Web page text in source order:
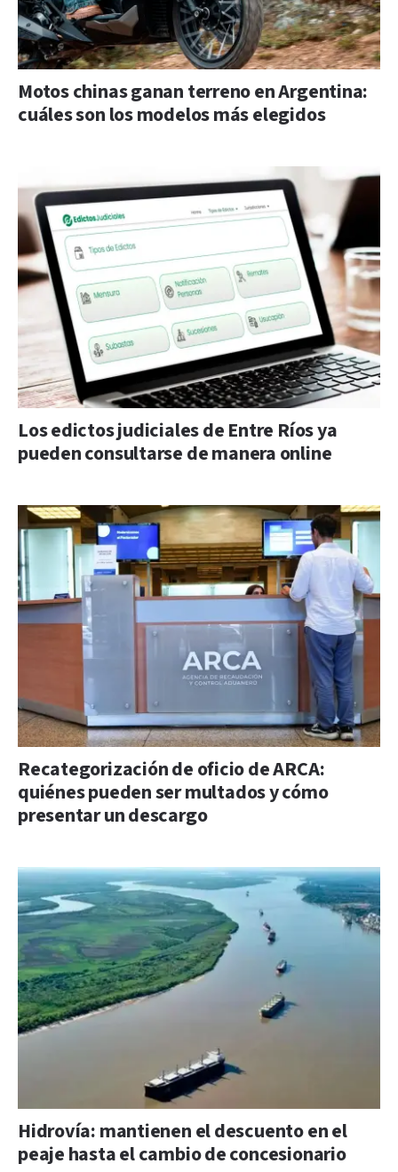
Motos chinas ganan terreno en Argentina:
cuáles son los modelos más elegidos
Los edictos judiciales de Entre Ríos ya
pueden consultarse de manera online
Recategorización de oficio de ARCA:
quiénes pueden ser multados y cómo
presentar un descargo
Hidrovía: mantienen el descuento en el
peaje hasta el cambio de concesionario